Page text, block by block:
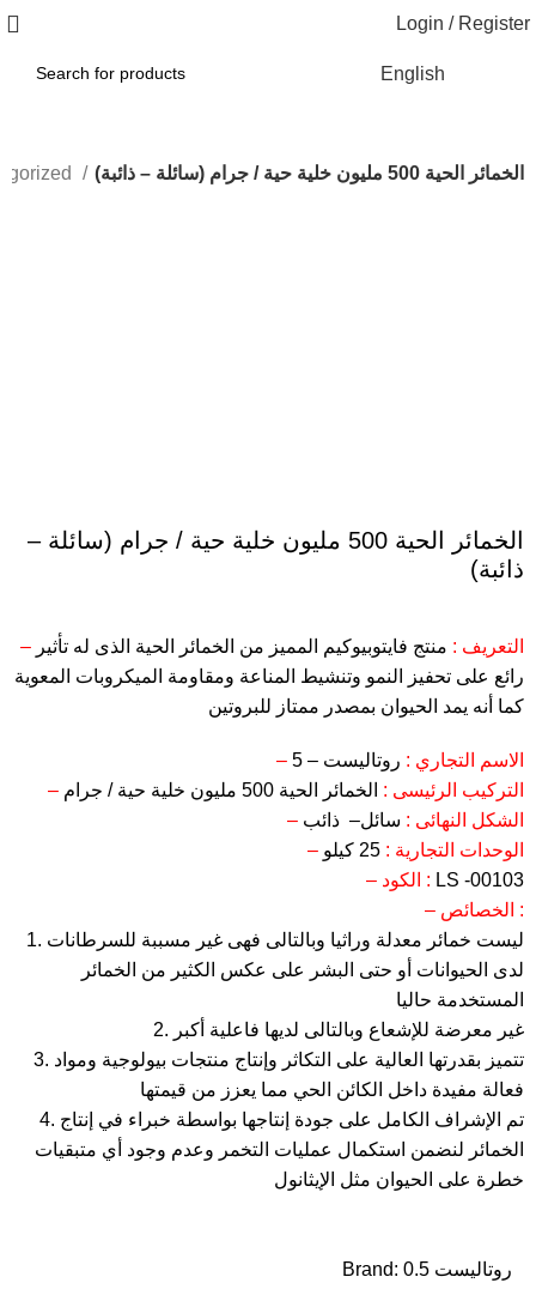
Login / Register
English
الخمائر الحية 500 مليون خلية حية / جرام (سائلة – ذائبة)
الخمائر الحية 500 مليون خلية حية / جرام (سائلة –
ذائبة)
– التعريف : منتج فايتوبيوكيم المميز من الخمائر الحية الذى له تأثير
رائع على تحفيز النمو وتنشيط المناعة ومقاومة الميكروبات المعوية
كما أنه يمد الحيوان بمصدر ممتاز للبروتين
– الاسم التجاري : روتاليست – 5
– التركيب الرئيسى : الخمائر الحية 500 مليون خلية حية / جرام
– الشكل النهائى : سائل– ذائب
– الوحدات التجارية :
– الكود : LS -00103
– الخصائص :
1. ليست خمائر معدلة وراثيا وبالتالى فهى غير مسببة للسرطانات
لدى الحيوانات أو حتى البشر على عكس الكثير من الخمائر
المستخدمة حاليا
2. غير معرضة للإشعاع وبالتالى لديها فاعلية أكبر
3. تتميز بقدرتها العالية على التكاثر وإنتاج منتجات بيولوجية ومواد
فعالة مفيدة داخل الكائن الحي مما يعزز من قيمتها
4. تم الإشراف الكامل على جودة إنتاجها بواسطة خبراء في إنتاج
الخمائر لنضمن استكمال عمليات التخمر وعدم وجود أي متبقيات
خطرة على الحيوان مثل الإيثانول
Brand: روتاليست 0.5